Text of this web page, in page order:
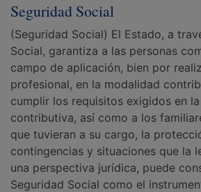
Seguridad Social
(Seguridad Social) El Estado, a
Social, garantiza a las personas
campo de aplicación, bien por
profesional, en la modalidad
cumplir los requisitos exigidos en
contributiva, así como a los
que tuvieran a su cargo, la
contingencias y situaciones que la
una perspectiva jurídica, puede
Seguridad Social como el